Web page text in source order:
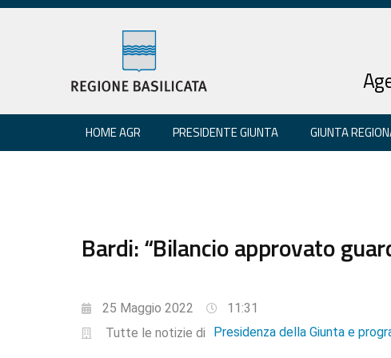
HOME AGR PRESIDENTE GIUNTA GIUNTA
Bardi: “Bilancio approvato
25 Maggio 2022
11:31
Tutte le notizie di
Presidenza della Giunta e